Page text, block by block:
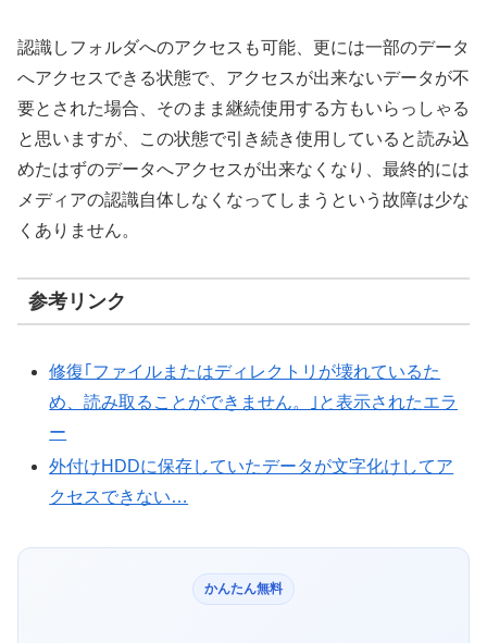
認識しフォルダへのアクセスも可能、更には一部のデータ
へアクセスできる状態で、アクセスが出来ないデータが不
要とされた場合、そのまま継続使用する方もいらっしゃる
と思いますが、この状態で引き続き使用していると読み込
めたはずのデータへアクセスが出来なくなり、最終的には
メディアの認識自体しなくなってしまうという故障は少な
くありません。
参考リンク
修復｢ファイルまたはディレクトリが壊れているた
め、読み取ることができません。｣と表示されたエラ
ー
外付けHDDに保存していたデータが文字化けしてア
クセスできない…
かんたん無料